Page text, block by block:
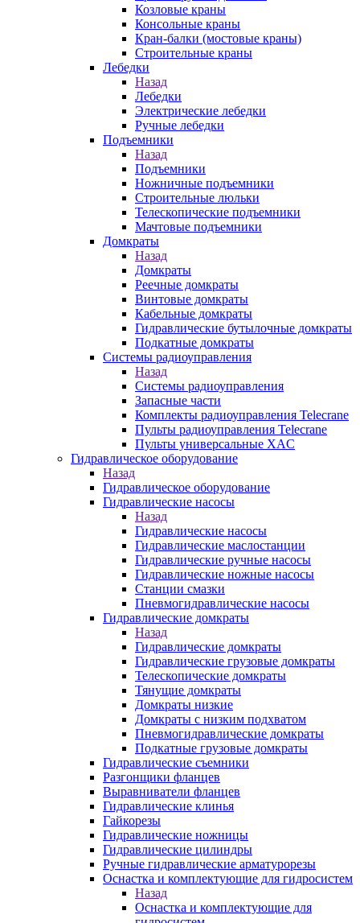
Козловые краны
Консольные краны
Кран-балки (мостовые краны)
Строительные краны
Лебедки
Назад
Лебедки
Электрические лебедки
Ручные лебедки
Подъемники
Назад
Подъемники
Ножничные подъемники
Строительные люльки
Телескопические подъемники
Мачтовые подъемники
Домкраты
Назад
Домкраты
Реечные домкраты
Винтовые домкраты
Кабельные домкраты
Гидравлические бутылочные домкраты
Подкатные домкраты
Системы радиоуправления
Назад
Системы радиоуправления
Запасные части
Комплекты радиоуправления Telecrane
Пульты радиоуправления Telecrane
Пульты универсальные XAC
Гидравлическое оборудование
Назад
Гидравлическое оборудование
Гидравлические насосы
Назад
Гидравлические насосы
Гидравлические маслостанции
Гидравлические ручные насосы
Гидравлические ножные насосы
Станции смазки
Пневмогидравлические насосы
Гидравлические домкраты
Назад
Гидравлические домкраты
Гидравлические грузовые домкраты
Телескопические домкраты
Тянущие домкраты
Домкраты низкие
Домкраты с низким подхватом
Пневмогидравлические домкраты
Подкатные грузовые домкраты
Гидравлические съемники
Разгонщики фланцев
Выравниватели фланцев
Гидравлические клинья
Гайкорезы
Гидравлические ножницы
Гидравлические цилиндры
Ручные гидравлические арматурорезы
Оснастка и комплектующие для гидросистем
Назад
Оснастка и комплектующие для